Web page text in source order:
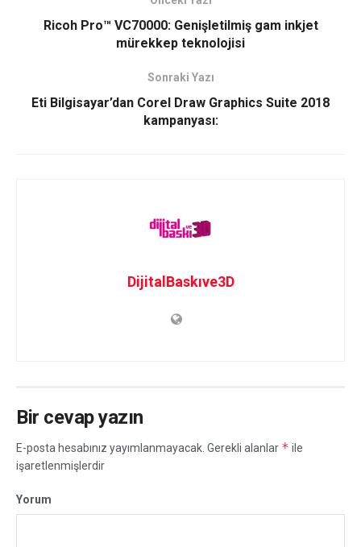
Ricoh Pro™ VC70000: Genişletilmiş gam inkjet
mürekkep teknolojisi
Sonraki Yazı
Eti Bilgisayar’dan Corel Draw Graphics Suite 2018
kampanyası:
DijitalBaskıve3D
Bir cevap yazın
E-posta hesabınız yayımlanmayacak. Gerekli alanlar * ile
işaretlenmişlerdir
Yorum